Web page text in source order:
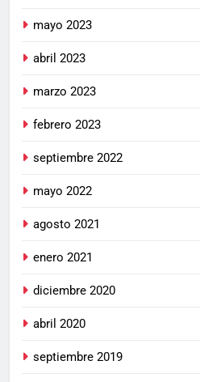
mayo 2023
abril 2023
marzo 2023
febrero 2023
septiembre 2022
mayo 2022
agosto 2021
enero 2021
diciembre 2020
abril 2020
septiembre 2019